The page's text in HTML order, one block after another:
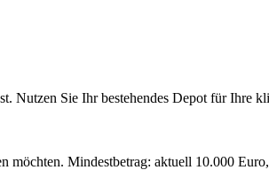
Nutzen Sie Ihr bestehendes Depot für Ihre
möchten. Mindestbetrag: aktuell 10.000